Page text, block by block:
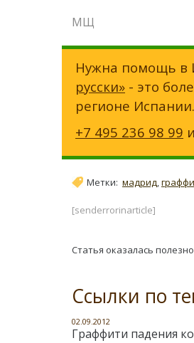
МЩ
Нужна помощь в
русски» - это
регионе Испании.
+7 495 236 98 99
Метки: мадрид,
[senderrorinarticle]
Статья оказалась
Ссылки по
02.09.2012
Граффити падения